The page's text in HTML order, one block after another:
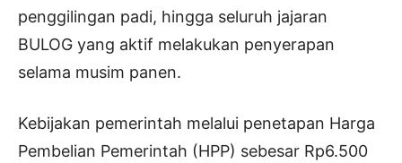
penggilingan padi, hingga seluruh jajaran
BULOG yang aktif melakukan penyerapan
selama musim panen.
Kebijakan pemerintah melalui penetapan Harga
Pembelian Pemerintah (HPP) sebesar Rp6.500